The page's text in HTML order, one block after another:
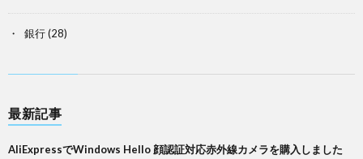
銀行(28)
最新記事
AliExpressでWindows Hello 顔認証対応赤外線カメラを購入しました